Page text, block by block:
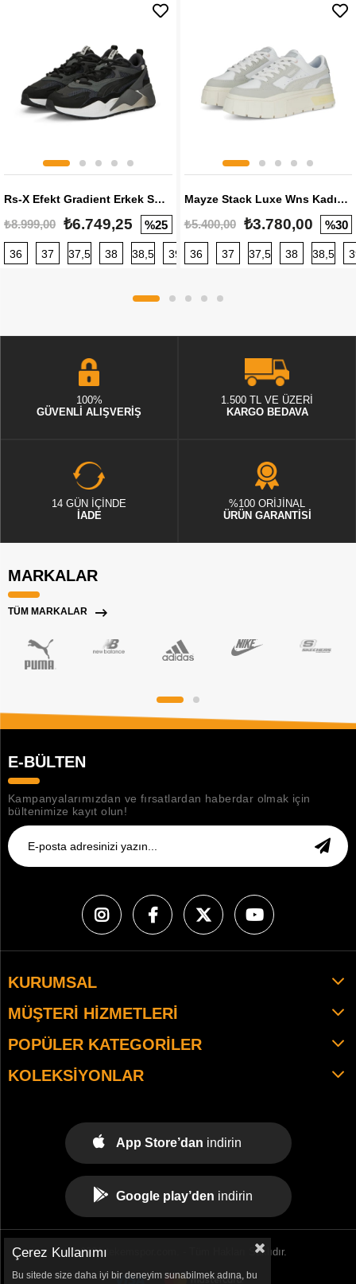
Rs-X Efekt Gradient Erkek Sneaker
₺8.999,00 ₺6.749,25 %25
36 37 37,5 38 38,5 39 40 40,5 41 42 42,5
Mayze Stack Luxe Wns Kadın Sneaker
₺5.400,00 ₺3.780,00 %30
36 37 37,5 38 38,5
100%
GÜVENLİ ALIŞVERİŞ
1.500 TL VE ÜZERİ
KARGO BEDAVA
14 GÜN İÇİNDE
İADE
%100 ORİJİNAL
ÜRÜN GARANTİSİ
MARKALAR
TÜM MARKALAR
E-BÜLTEN
Kampanyalarımızdan ve fırsatlardan haberdar olmak için
bültenimize kayıt olun!
KURUMSAL
MÜŞTERI HIZMETLERI
POPÜLER KATEGORILER
KOLEKSIYONLAR
App Store’dan indirin
Google play’den indirin
© 2021 tekemspor.com. - Tüm Hakları Saklıdır.
Çerez Kullanımı
Bu sitede size daha iyi bir deneyim sunabilmek adına, bu